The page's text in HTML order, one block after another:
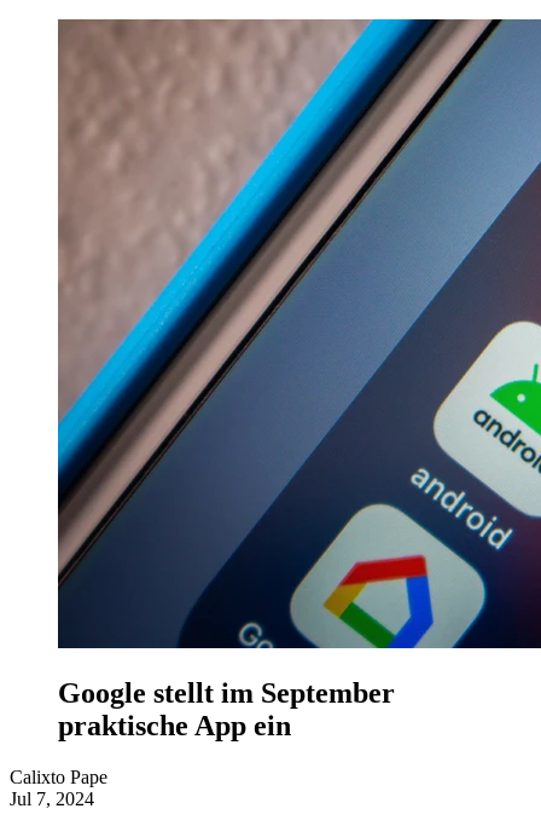
Google stellt im September
praktische App ein
Calixto Pape
Jul 7, 2024